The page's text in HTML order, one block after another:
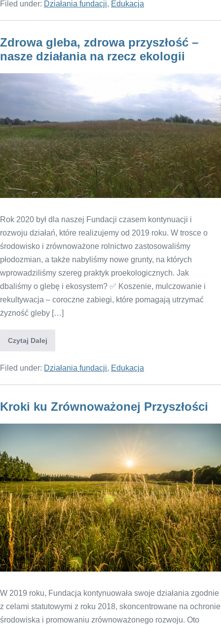
Filed under: Działania fundacji, Edukacja
Zdrowa gleba, zdrowa przyszłość –
nasze działania na rzecz ekologii
Rok 2020 był dla naszej Fundacji czasem kontynuacji i
rozwoju działań, które realizujemy od 2019 roku. W trosce o
środowisko i zrównoważone rolnictwo zastosowaliśmy
płodozmian, a także nabyliśmy nowe grunty, na których
wprowadziliśmy szereg praktyk proekologicznych. Jak
dbaliśmy o glebę i ekosystem? ✅ Koszenie, mulczowanie i
rekultywacja – coroczne zabiegi, które pomagają utrzymać
żyzność gleby […]
Czytaj Dalej
Filed under: Działania fundacji, Edukacja
Kroki ku Zrównoważonej Przyszłości
W 2019 roku, Fundacja kontynuowała swoje działania zgodnie
z celami statutowymi z roku 2018, skoncentrowane na ochronie
środowiska i promowaniu zrównoważonego rozwoju. Oto